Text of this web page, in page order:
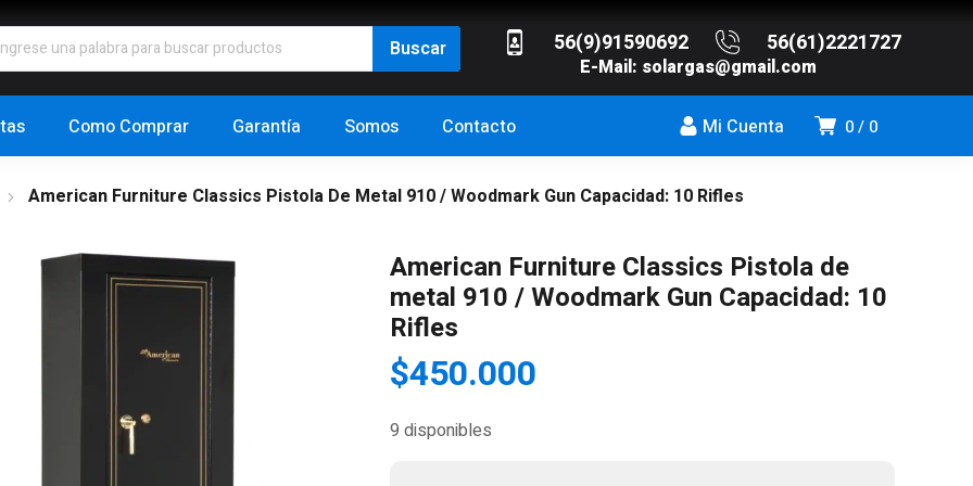
56(9)91590692 56(61)2221727
E-Mail: solargas@gmail.com
0 0
Mi Cuenta
Como Comprar Garantía Somos Contacto
American Furniture Classics Pistola De Metal 910 / Woodmark Gun Capacidad: 10 Rifles
American Furniture Classics Pistola de
metal 910 / Woodmark Gun Capacidad: 10
Rifles
$450.000
9 disponibles